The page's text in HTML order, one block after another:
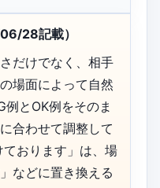
28記載）
だけでなく、相手
場面によって自然
とOK例をそのま
合わせて調整して
おります」は、場
などに置き換える